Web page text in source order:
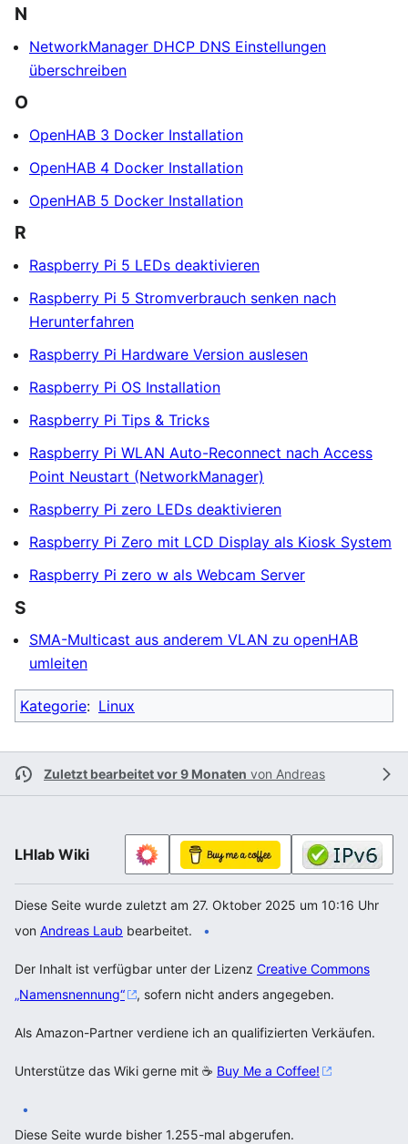
N
NetworkManager DHCP DNS Einstellungen
überschreiben
O
OpenHAB 3 Docker Installation
OpenHAB 4 Docker Installation
OpenHAB 5 Docker Installation
R
Raspberry Pi 5 LEDs deaktivieren
Raspberry Pi 5 Stromverbrauch senken nach
Herunterfahren
Raspberry Pi Hardware Version auslesen
Raspberry Pi OS Installation
Raspberry Pi Tips & Tricks
Raspberry Pi WLAN Auto-Reconnect nach Access
Point Neustart (NetworkManager)
Raspberry Pi zero LEDs deaktivieren
Raspberry Pi Zero mit LCD Display als Kiosk System
Raspberry Pi zero w als Webcam Server
S
SMA-Multicast aus anderem VLAN zu openHAB
umleiten
Kategorie: Linux
Zuletzt bearbeitet vor 9 Monaten von Andreas
LHlab Wiki
Diese Seite wurde zuletzt am 27. Oktober 2025 um 10:16 Uhr
von Andreas Laub bearbeitet.
Der Inhalt ist verfügbar unter der Lizenz Creative Commons
„Namensnennung“
, sofern nicht anders angegeben.
Als Amazon-Partner verdiene ich an qualifizierten Verkäufen.
Unterstütze das Wiki gerne mit ☕ Buy Me a Coffee!
Diese Seite wurde bisher 1.255-mal abgerufen.